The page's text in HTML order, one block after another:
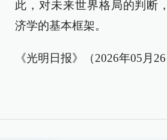
此，对未来世界格局的判断
济学的基本框架。
《光明日报》（2026年05月26